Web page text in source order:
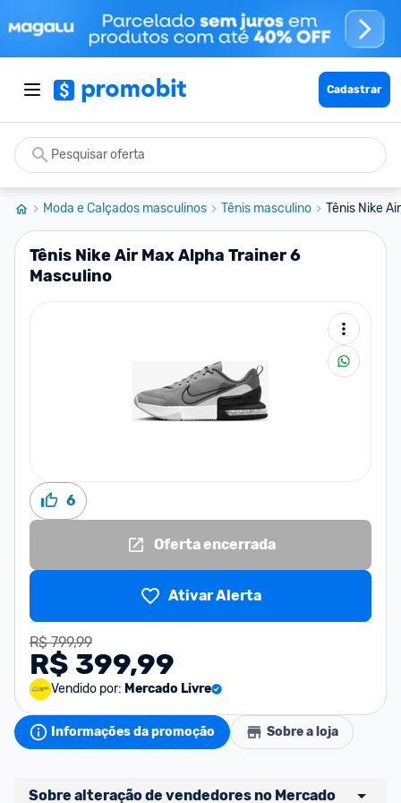
Cadastrar
Moda e Calçados masculinos Tênis masculino Tênis Nike
Tênis Nike Air Max Alpha Trainer 6
Masculino
6
Oferta encerrada
Ativar Alerta
R$ 799,99
R$ 399,99
Vendido por: Mercado Livre
Informações da promoção Sobre a loja
Sobre alteração de vendedores no Mercado